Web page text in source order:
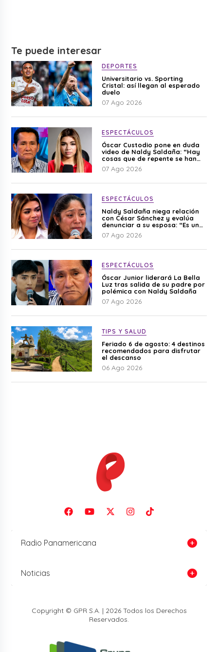
Te puede interesar
DEPORTES
Universitario vs. Sporting
Cristal: así llegan al esperado
duelo
07 Ago 2026
ESPECTÁCULOS
Óscar Custodio pone en duda
video de Naldy Saldaña: “Hay
cosas que de repente se han
editado”
07 Ago 2026
ESPECTÁCULOS
Naldy Saldaña niega relación
con César Sánchez y evalúa
denunciar a su esposa: “Es una
difamación”
07 Ago 2026
ESPECTÁCULOS
Óscar Junior liderará La Bella
Luz tras salida de su padre por
polémica con Naldy Saldaña
07 Ago 2026
TIPS Y SALUD
Feriado 6 de agosto: 4 destinos
recomendados para disfrutar
el descanso
06 Ago 2026
Radio Panamericana
Noticias
Copyright © GPR S.A. | 2026 Todos los Derechos
Reservados.